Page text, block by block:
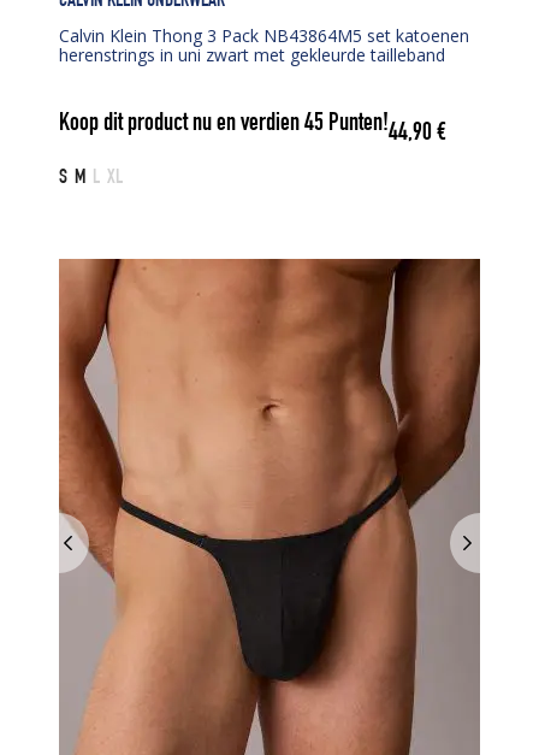
Calvin Klein Thong 3 Pack NB43864M5 set katoenen
herenstrings in uni zwart met gekleurde tailleband
Koop dit product nu en verdien45 Punten!44,90€
S M L XL